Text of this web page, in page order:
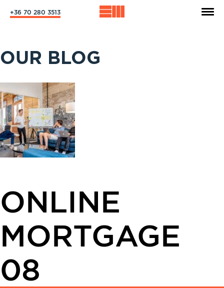
+36 70 280 3513
OUR BLOG
ONLINE
MORTGAGE
08